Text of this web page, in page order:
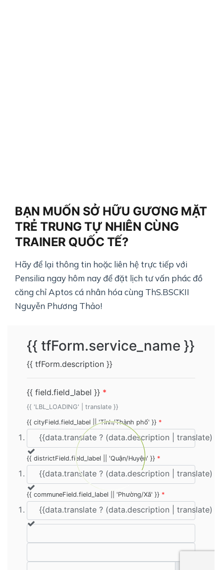
BẠN MUỐN SỞ HỮU GƯƠNG MẶT
TRẺ TRUNG TỰ NHIÊN CÙNG
TRAINER QUỐC TẾ?
Hãy để lại thông tin hoặc liên hệ trực tiếp với
Pensilia ngay hôm nay để đặt lịch tư vấn phác đồ
căng chỉ Aptos cá nhân hóa cùng ThS.BSCKII
Nguyễn Phương Thảo!